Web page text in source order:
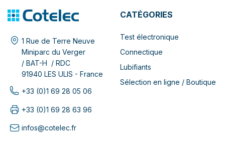
1 Rue de Terre Neuve
Miniparc du Verger
/ BAT-H / RDC
91940 LES ULIS - France
+33 (0)1 69 28 05 06
+33 (0)1 69 28 63 96
infos@cotelec.fr
CATÉGORIES
Test électronique
Connectique
Lubifiants
Sélection en ligne / Boutique